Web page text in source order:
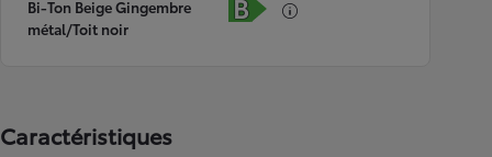
Bi-Ton Beige Gingembre
métal/Toit noir
Caractéristiques